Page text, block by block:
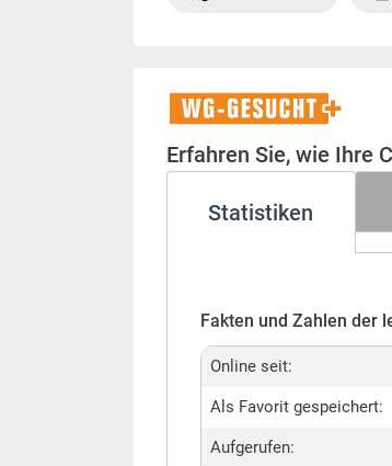
WG-
Gesucht+
Erfahren Sie, wie Ihre
Statistiken
Fakten und Zahlen der
Online seit:
Als Favorit gespeichert:
Aufgerufen: